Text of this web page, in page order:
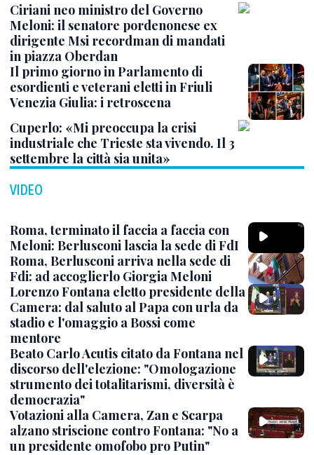
Ciriani neo ministro del Governo
Meloni: il senatore pordenonese ex
dirigente Msi recordman di mandati
in piazza Oberdan
Il primo giorno in Parlamento di
esordienti e veterani eletti in Friuli
Venezia Giulia: i retroscena
Cuperlo: «Mi preoccupa la crisi
industriale che Trieste sta vivendo. Il 3
settembre la città sia unita»
VIDEO
Roma, terminato il faccia a faccia con
Meloni: Berlusconi lascia la sede di FdI
Roma, Berlusconi arriva nella sede di
Fdi: ad accoglierlo Giorgia Meloni
Lorenzo Fontana eletto presidente della
Camera: dal saluto al Papa con urla da
stadio e l'omaggio a Bossi come
mentore
Beato Carlo Acutis citato da Fontana nel
discorso dell'elezione: "Omologazione
strumento dei totalitarismi, diversità è
democrazia"
Votazioni alla Camera, Zan e Scarpa
alzano striscione contro Fontana: "No a
un presidente omofobo pro Putin"